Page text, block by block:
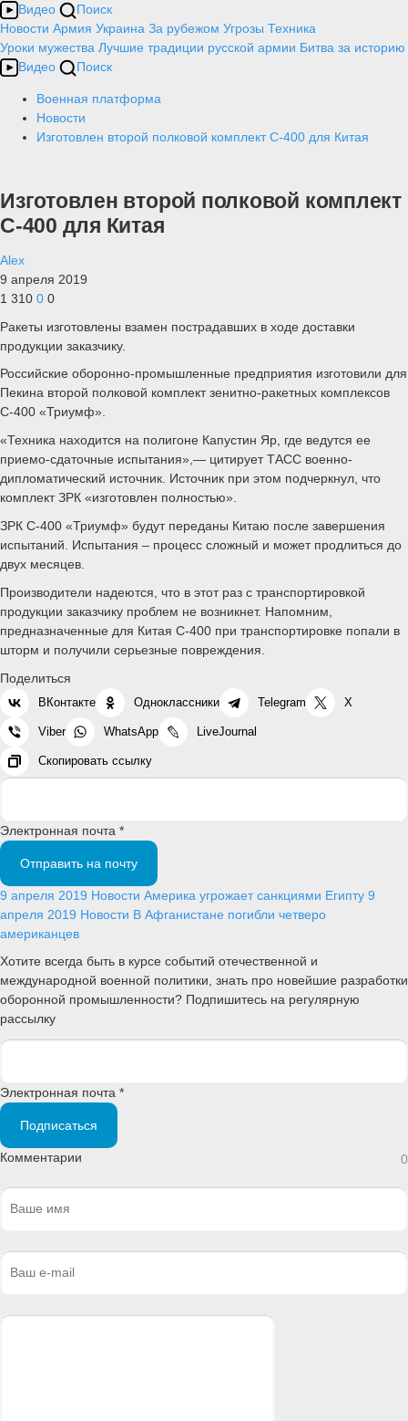
Видео
Поиск
Новости Армия Украина За рубежом Угрозы Техника
Уроки мужества Лучшие традиции русской армии Битва за историю
Видео
Поиск
Военная платформа
Новости
Изготовлен второй полковой комплект С-400 для Китая
Изготовлен второй полковой комплект
С-400 для Китая
Alex
9 апреля 2019
1 310 0 0
Ракеты изготовлены взамен пострадавших в ходе доставки
продукции заказчику.
Российские оборонно-промышленные предприятия изготовили для
Пекина второй полковой комплект зенитно-ракетных комплексов
С-400 «Триумф».
«Техника находится на полигоне Капустин Яр, где ведутся ее
приемо-сдаточные испытания»,— цитирует ТАСС военно-
дипломатический источник. Источник при этом подчеркнул, что
комплект ЗРК «изготовлен полностью».
ЗРК С-400 «Триумф» будут переданы Китаю после завершения
испытаний. Испытания – процесс сложный и может продлиться до
двух месяцев.
Производители надеются, что в этот раз с транспортировкой
продукции заказчику проблем не возникнет. Напомним,
предназначенные для Китая С-400 при транспортировке попали в
шторм и получили серьезные повреждения.
Поделиться
ВКонтакте Одноклассники Telegram X
Viber WhatsApp LiveJournal
Скопировать ссылку
Электронная почта *
Отправить на почту
9 апреля 2019 Новости Америка угрожает санкциями Египту 9
апреля 2019 Новости В Афганистане погибли четверо
американцев
Хотите всегда быть в курсе событий отечественной и
международной военной политики, знать про новейшие разработки
оборонной промышленности? Подпишитесь на регулярную
рассылку
Электронная почта *
Подписаться
Комментарии 0